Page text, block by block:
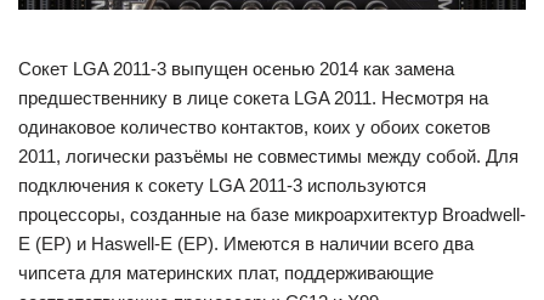
Сокет LGA 2011-3 выпущен осенью 2014 как замена
предшественнику в лице сокета LGA 2011. Несмотря на
одинаковое количество контактов, коих у обоих сокетов
2011, логически разъёмы не совместимы между собой. Для
подключения к сокету LGA 2011-3 используются
процессоры, созданные на базе микроархитектур Broadwell-
E (EP) и Haswell-E (EP). Имеются в наличии всего два
чипсета для материнских плат, поддерживающие